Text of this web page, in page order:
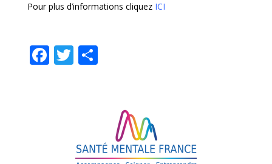
Pour plus d’informations cliquez ICI
F T P
er